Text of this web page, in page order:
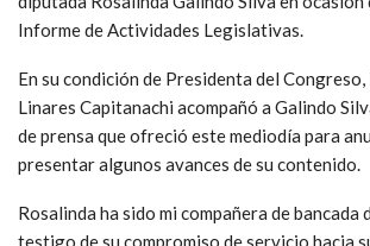
Informe de Actividades Legislativas.
En su condición de Presidenta del
Linares Capitanachi acompañó a Galindo
de prensa que ofreció este mediodía para
presentar algunos avances de su contenido.
Rosalinda ha sido mi compañera de bancada
testigo de su compromiso de servicio hacia